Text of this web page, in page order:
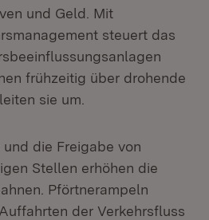
und Geld. Mit
steuert das
frühzeitig über drohende
sie um.
die Freigabe von
Stellen erhöhen die
Pförtnerampeln
der Verkehrsfluss